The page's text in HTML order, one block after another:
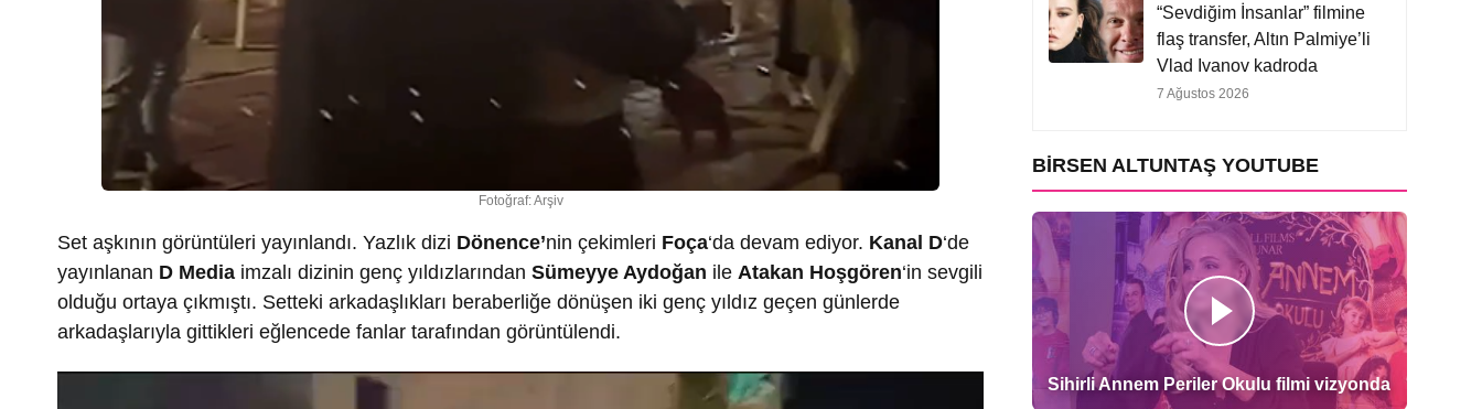
Fotoğraf: Arşiv
Set aşkının görüntüleri yayınlandı. Yazlık dizi Dönence’nin çekimleri Foça‘da devam ediyor. Kanal D‘de
yayınlanan D Media imzalı dizinin genç yıldızlarından Sümeyye Aydoğan ile Atakan Hoşgören‘in sevgili
olduğu ortaya çıkmıştı. Setteki arkadaşlıkları beraberliğe dönüşen iki genç yıldız geçen günlerde
arkadaşlarıyla gittikleri eğlencede fanlar tarafından görüntülendi.
“Sevdiğim İnsanlar” filmine
flaş transfer, Altın Palmiye’li
Vlad Ivanov kadroda
7 Ağustos 2026
BIRSEN ALTUNTAŞ YOUTUBE
Sihirli Annem Periler Okulu filmi vizyonda